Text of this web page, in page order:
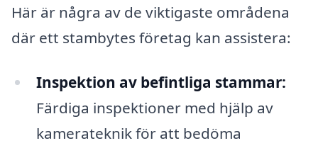
Här är några av de viktigaste områdena
där ett stambytes företag kan assistera:
Inspektion av befintliga stammar:
Färdiga inspektioner med hjälp av
kamerateknik för att bedöma